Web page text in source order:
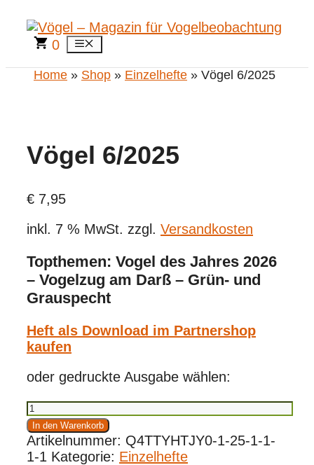
Inhalt
springen
0 Menü
Home » Shop » Einzelhefte » Vögel 6/2025
Vögel 6/2025
€ 7,95
inkl. 7 % MwSt. zzgl. Versandkosten
Topthemen: Vogel des Jahres 2026
– Vogelzug am Darß – Grün- und
Grauspecht
Heft als Download im Partnershop
kaufen
oder gedruckte Ausgabe wählen:
Vögel
6/2025
Menge
In den Warenkorb
Artikelnummer: Q4TTYHTJY0-1-25-1-1-
1-1 Kategorie: Einzelhefte